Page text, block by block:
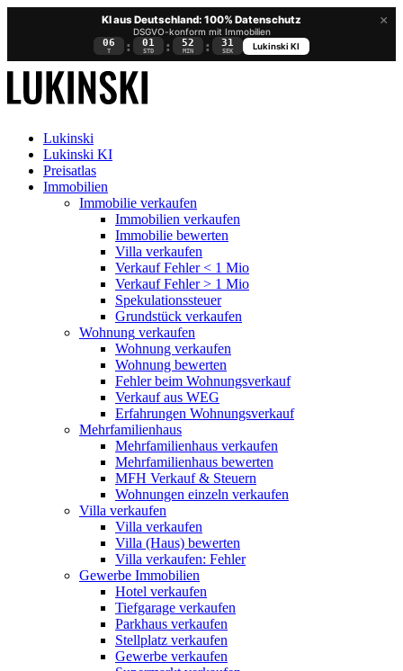
×
KI aus Deutschland: 100% Datenschutz
DSGVO-konform mit Immobilien
06
T : 01
STD : 52
MIN : 30
SEK
Lukinski KI
Lukinski
Lukinski KI
Preisatlas
Immobilien
Immobilie verkaufen
Immobilien verkaufen
Immobilie bewerten
Villa verkaufen
Verkauf Fehler < 1 Mio
Verkauf Fehler > 1 Mio
Spekulationssteuer
Grundstück verkaufen
Wohnung verkaufen
Wohnung verkaufen
Wohnung bewerten
Fehler beim Wohnungsverkauf
Verkauf aus WEG
Erfahrungen Wohnungsverkauf
Mehrfamilienhaus
Mehrfamilienhaus verkaufen
Mehrfamilienhaus bewerten
MFH Verkauf & Steuern
Wohnungen einzeln verkaufen
Villa verkaufen
Villa verkaufen
Villa (Haus) bewerten
Villa verkaufen: Fehler
Gewerbe Immobilien
Hotel verkaufen
Tiefgarage verkaufen
Parkhaus verkaufen
Stellplatz verkaufen
Gewerbe verkaufen